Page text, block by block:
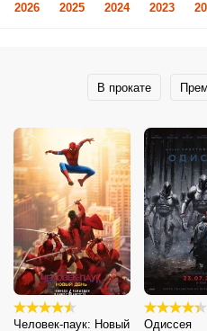
2026 2025 2024 2023
В прокате
Человек-паук: Новый
Одиссея